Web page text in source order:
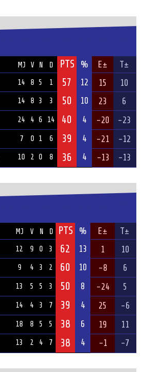
MJ V N D PTS % E± T±
14 8 5 1 57 12 15 10
14 8 3 3 50 10 23 6
24 4 6 14 40 4 -20 -23
7 0 1 6 39 4 -21 -12
10 2 0 8 36 4 -13 -13
MJ V N D PTS % E± T±
12 9 0 3 62 13 1 10
9 4 3 2 60 10 -8 6
13 5 5 3 50 8 -24 5
14 4 3 7 39 4 25 -6
18 8 5 5 38 6 19 11
13 2 4 7 38 4 -1 -7